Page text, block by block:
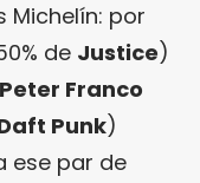
Michelín: por
de Justice)
Peter Franco
Punk)
ese par de